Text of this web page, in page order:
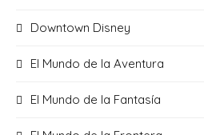
Downtown Disney
El Mundo de la Aventura
El Mundo de la Fantasía